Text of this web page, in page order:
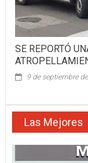
SE REPORTÓ
9 de septiembre
Las Mejores